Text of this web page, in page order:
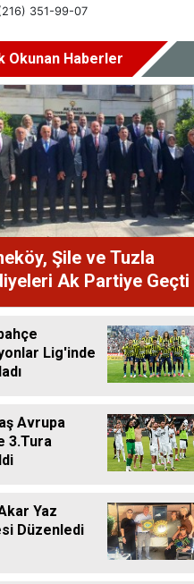
Okunan Haberler
Şile ve Tuzla
Ak Partiye Geçti
Lig'inde
Avrupa
3.Tura
Yaz
Düzenledi